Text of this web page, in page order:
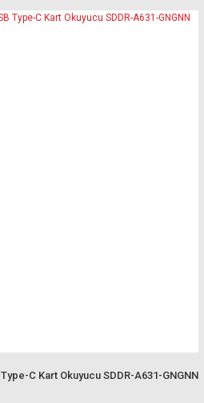
C Kart Okuyucu SDDR-A631-GNGNN